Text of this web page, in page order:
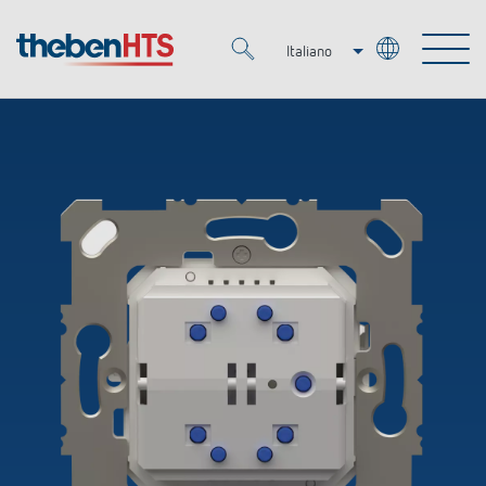
Italiano
Deutsch
KNX
DALI
Rilevatori di presenza/movimento
Fari a LED
Soluzioni OEM
Esperti OEM
Referenze
Soluzioni
Regolazione del tempo e della luce
Controllo dell'illuminazione DALI-2
Servizio
Mediateca
Azienda